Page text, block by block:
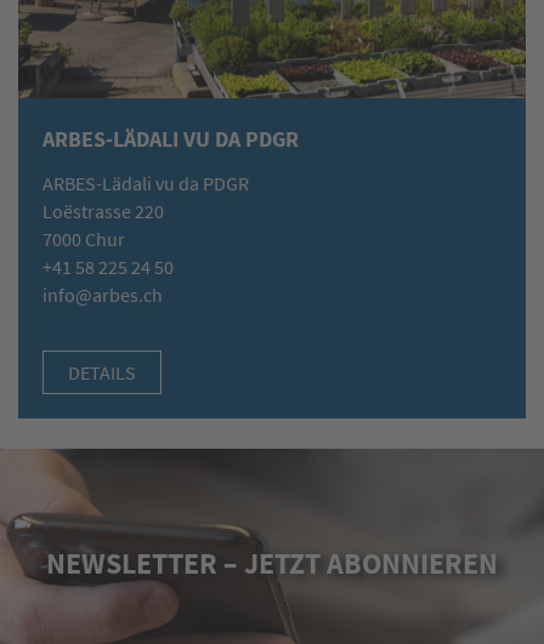
ARBES-LÄDALI VU DA PDGR
ARBES-Lädali vu da PDGR
Loëstrasse 220
7000 Chur
+41 58 225 24 50
info@arbes.ch
DETAILS
NEWSLETTER – JETZT ABONNIEREN